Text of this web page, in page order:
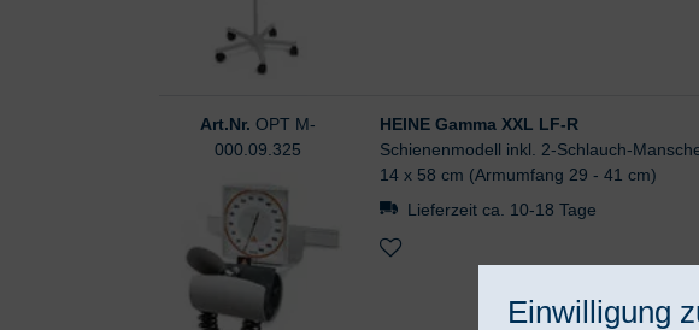
Art.Nr. OPT M-
000.09.325
HEINE Gamma XXL LF-R
Schienenmodell inkl. 2-Schlauch-
14 x 58 cm (Armumfang 29 - 41 cm)
Lieferzeit ca. 10-18 Tage
Einwilligung